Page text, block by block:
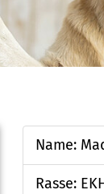
Name:
Rasse: